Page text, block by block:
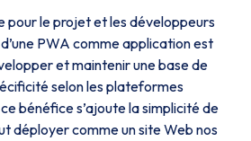
pour le projet et les développeurs
PWA comme application est
et maintenir une base de
selon les plateformes
bénéfice s’ajoute la simplicité de
déployer comme un site Web nos